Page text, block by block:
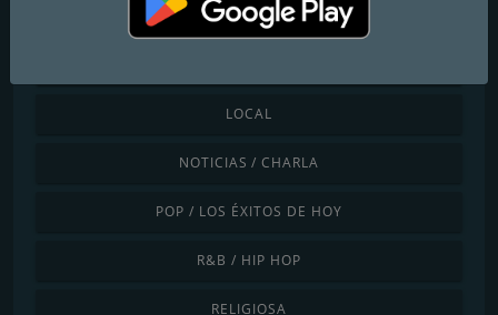
JAZZ / BLUES
LOCAL
NOTICIAS / CHARLA
POP / LOS ÉXITOS DE HOY
R&B / HIP HOP
RELIGIOSA